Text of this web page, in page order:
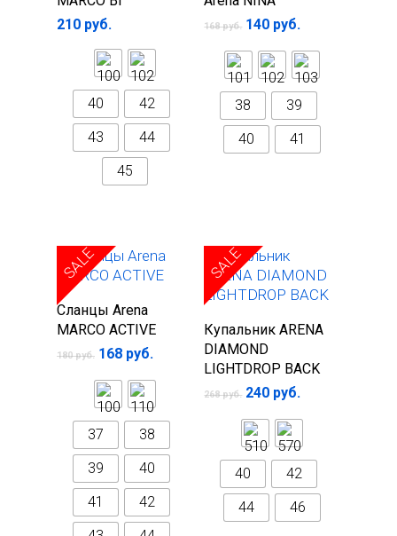
210 руб.
40
42
43
44
45
168руб. 140 руб.
38
39
40
41
Выберите
параметры
SALE
Сланцы Arena
MARCO ACTIVE
180руб. 168 руб.
37
38
39
40
41
42
параметры
SALE
Купальник ARENA
DIAMOND
LIGHTDROP BACK
268руб. 240 руб.
40
42
44
46